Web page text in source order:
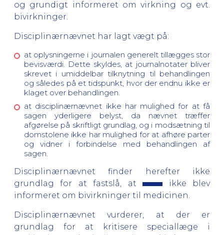
og grundigt informeret om virkning og evt.
bivirkninger.
Disciplinærnævnet har lagt vægt på:
at oplysningerne i journalen generelt tillægges stor
bevisværdi. Dette skyldes, at journalnotater bliver
skrevet i umiddelbar tilknytning til behandlingen
og således på et tidspunkt, hvor der endnu ikke er
klaget over behandlingen.
at disciplinærnævnet ikke har mulighed for at få
sagen yderligere belyst, da nævnet træffer
afgørelse på skriftligt grundlag, og i modsætning til
domstolene ikke har mulighed for at afhøre parter
og vidner i forbindelse med behandlingen af
sagen.
Disciplinærnævnet finder herefter ikke
grundlag for at fastslå, at
ikke blev
informeret om bivirkninger til medicinen.
Disciplinærnævnet vurderer, at der er
grundlag for at kritisere speciallæge i